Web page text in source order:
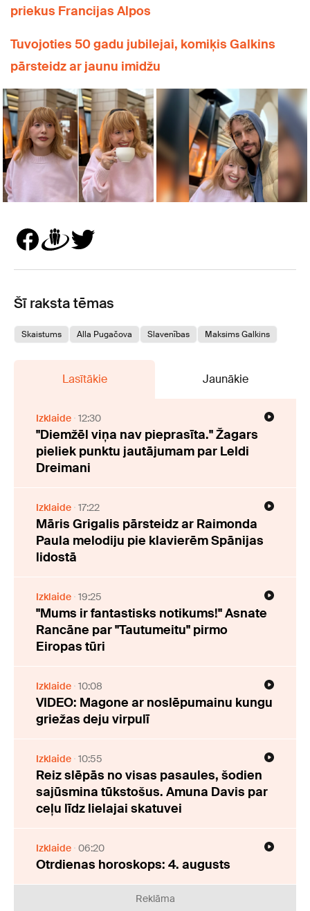
priekus Francijas Alpos
Tuvojoties 50 gadu jubilejai, komiķis Galkins
pārsteidz ar jaunu imidžu
Šī raksta tēmas
Skaistums Alla Pugačova Slavenības Maksims Galkins
Lasītākie Jaunākie
Izklaide 12:30
"Diemžēl viņa nav pieprasīta." Žagars
pieliek punktu jautājumam par Leldi
Dreimani
Izklaide 17:22
Māris Grigalis pārsteidz ar Raimonda
Paula melodiju pie klavierēm Spānijas
lidostā
Izklaide 19:25
"Mums ir fantastisks notikums!" Asnate
Rancāne par "Tautumeitu" pirmo
Eiropas tūri
Izklaide 10:08
VIDEO: Magone ar noslēpumainu kungu
griežas deju virpulī
Izklaide 10:55
Reiz slēpās no visas pasaules, šodien
sajūsmina tūkstošus. Amuna Davis par
ceļu līdz lielajai skatuvei
Izklaide 06:20
Otrdienas horoskops: 4. augusts
Reklāma